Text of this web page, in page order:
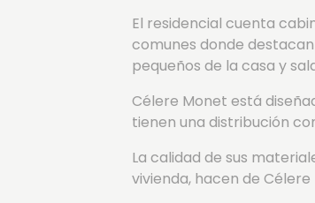
El residencial cuenta
comunes donde
pequeños de la casa y
Célere Monet está
tienen una distribución
La calidad de sus
vivienda, hacen de